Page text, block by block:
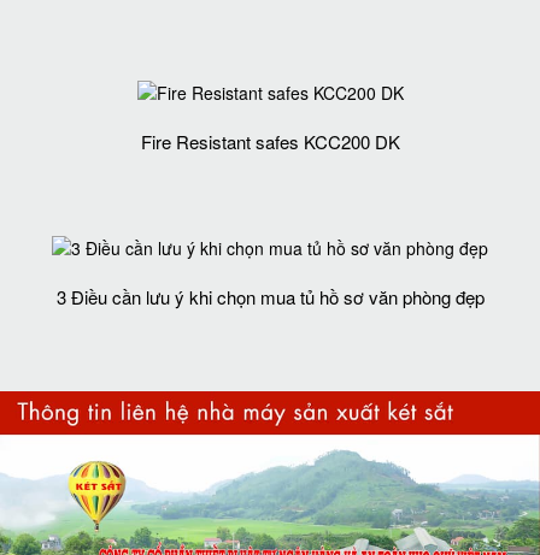
Fire Resistant safes KCC200 DK
3 Điều cần lưu ý khi chọn mua tủ hồ sơ văn phòng đẹp